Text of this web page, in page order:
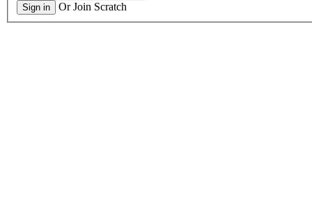
Sign in Or Join Scratch